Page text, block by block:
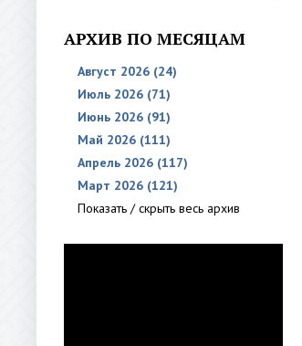
АРХИВ ПО МЕСЯЦАМ
Август 2026 (24)
Июль 2026 (71)
Июнь 2026 (91)
Май 2026 (111)
Апрель 2026 (117)
Март 2026 (121)
Показать / скрыть весь архив